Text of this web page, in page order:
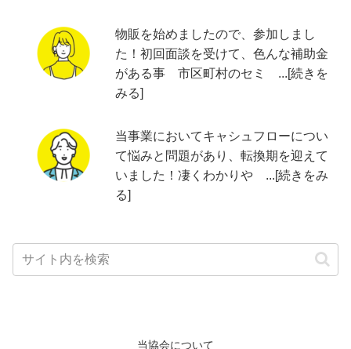
物販を始めましたので、参加しまし
た！初回面談を受けて、色んな補助金
がある事 市区町村のセミ ...[続きを
みる]
当事業においてキャシュフローについ
て悩みと問題があり、転換期を迎えて
いました！凄くわかりや ...[続きをみ
る]
当協会について